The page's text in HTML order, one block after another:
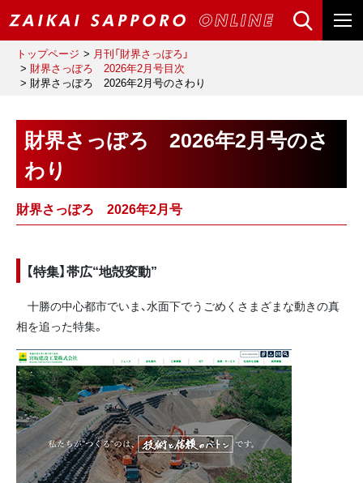
トップページ
月刊「財界さっぽろ」
財界さっぽろ 2026年2月号目次
財界さっぽろ 2026年2月号のさわり
財界さっぽろ 2026年2月号のさ
わり
財界さっぽろ 2026年2月号
【特集】帯広“地殻変動”
十勝の中心都市でいま、水面下でうごめくさまざまな動きの真
相を追った特集。